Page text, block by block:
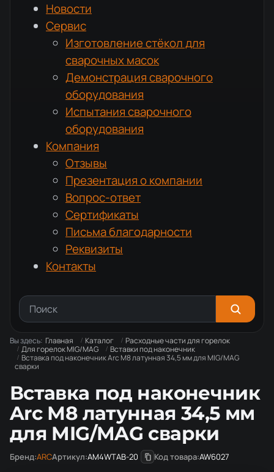
Новости
Сервис
Изготовление стёкол для
сварочных масок
Демонстрация сварочного
оборудования
Испытания сварочного
оборудования
Компания
Отзывы
Презентация о компании
Вопрос-ответ
Сертификаты
Письма благодарности
Реквизиты
Контакты
Вы здесь: Главная Каталог
Расходные части для горелок
Для горелок MIG/MAG
Вставки под наконечник
Вставка под наконечник Arc М8 латунная 34,5 мм для MIG/MAG
сварки
Вставка под наконечник
Arc М8 латунная 34,5 мм
для MIG/MAG сварки
Бренд:ARCАртикул:AM4WTAB-20 Код товара:AW6027